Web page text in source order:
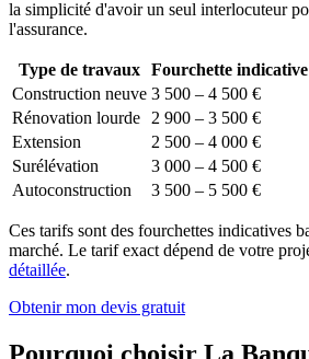
la simplicité d'avoir un seul interlocuteur
l'assurance.
Type de travaux Fourchette indicative
Construction neuve 3 500 – 4 500 €
Rénovation lourde
2 900 – 3 500 €
Extension
2 500 – 4 000 €
Surélévation
3 000 – 4 500 €
Autoconstruction
3 500 – 5 500 €
Ces tarifs sont des fourchettes indicatives
marché. Le tarif exact dépend de votre
détaillée.
Obtenir mon devis gratuit